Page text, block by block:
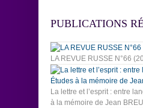
PUBLICATIONS
LA REVUE RUSSE N°66
La lettre et l’esprit : entre
à la mémoire de Jean